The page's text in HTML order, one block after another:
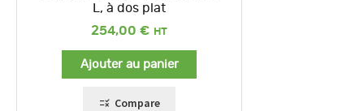
L, à dos plat
254,00 €
Ajouter au panier
Compare